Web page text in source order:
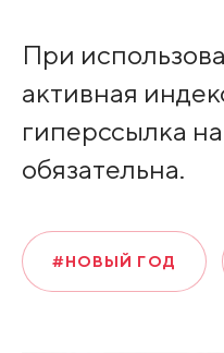
При
активная
гиперссылка
обязательна.
#НОВЫЙ ГОД